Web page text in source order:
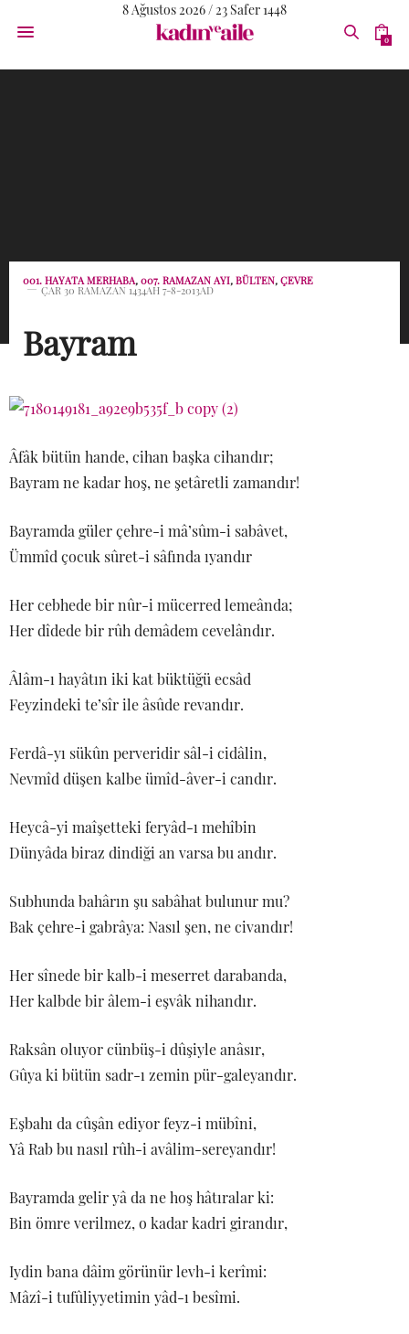
8 Ağustos 2026 / 23 Safer 1448
0
001. HAYATA MERHABA, 007. RAMAZAN AYI, BÜLTEN, ÇEVRE
ÇAR 30 RAMAZAN 1434AH 7-8-2013AD
Bayram
Âfâk bütün hande, cihan başka cihandır;
Bayram ne kadar hoş, ne şetâretli zamandır!
Bayramda güler çehre-i mâ’sûm-i sabâvet,
Ümmîd çocuk sûret-i sâfında ıyandır
Her cebhede bir nûr-i mücerred lemeânda;
Her dîdede bir rûh demâdem cevelândır.
Âlâm-ı hayâtın iki kat büktüğü ecsâd
Feyzindeki te’sîr ile âsûde revandır.
Ferdâ-yı sükûn perveridir sâl-i cidâlin,
Nevmîd düşen kalbe ümîd-âver-i candır.
Heycâ-yi maîşetteki feryâd-ı mehîbin
Dünyâda biraz dindiği an varsa bu andır.
Subhunda bahârın şu sabâhat bulunur mu?
Bak çehre-i gabrâya: Nasıl şen, ne civandır!
Her sînede bir kalb-i meserret darabanda,
Her kalbde bir âlem-i eşvâk nihandır.
Raksân oluyor cünbüş-i dûşiyle anâsır,
Gûya ki bütün sadr-ı zemin pür-galeyandır.
Eşbahı da cûşân ediyor feyz-i mübîni,
Yâ Rab bu nasıl rûh-i avâlim-sereyandır!
Bayramda gelir yâ da ne hoş hâtıralar ki:
Bin ömre verilmez, o kadar kadri girandır,
Iydin bana dâim görünür levh-i kerîmi:
Mâzî-i tufûliyyetimin yâd-ı besîmi.